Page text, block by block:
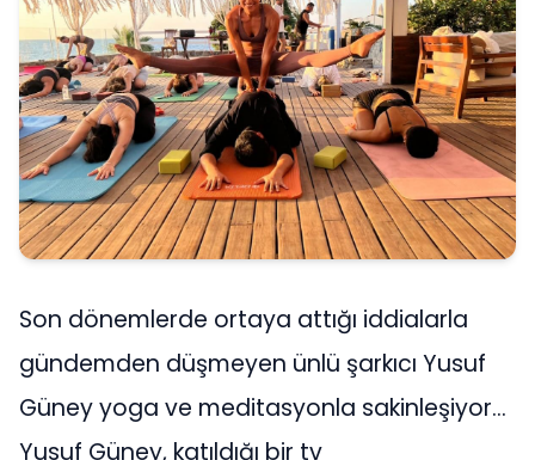
Son dönemlerde ortaya attığı iddialarla
gündemden düşmeyen ünlü şarkıcı Yusuf
Güney yoga ve meditasyonla sakinleşiyor…
Yusuf Güney, katıldığı bir tv